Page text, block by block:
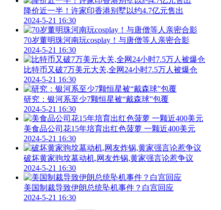
降价近一半！许家印香港别墅以约4.7亿元售出
2024-5-21 16:30
70岁董明珠河南玩cosplay！与唐僧等人亲密合影
2024-5-21 16:30
比特币又破7万美元大关,全网24小时7.5万人被爆仓
2024-5-21 16:30
研究：银河系至少7颗恒星被“戴森球”包覆
2024-5-21 16:30
美食品公司花15年培育出红色菠萝 一颗近400美元
2024-5-21 16:30
破坏黄家驹坟墓动机,网友炸锅,黄家强言论惹争议
2024-5-21 16:30
美国制裁导致伊朗总统坠机事件？白宫回应
2024-5-21 16:30